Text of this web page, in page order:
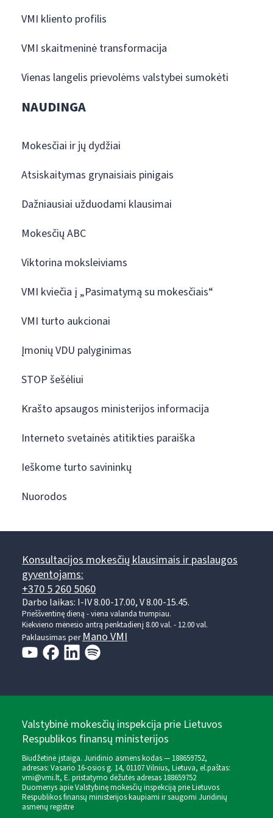
VMI kliento profilis
VMI skaitmeninė transformacija
Vienas langelis prievolėms valstybei sumokėti
NAUDINGA
Mokesčiai ir jų dydžiai
Atsiskaitymas grynaisiais pinigais
Dažniausiai užduodami klausimai
Mokesčių ABC
Viktorina moksleiviams
VMI kviečia į „Pasimatymą su mokesčiais“
VMI turto aukcionai
Įmonių VDU palyginimas
STOP šešėliui
Krašto apsaugos ministerijos informacija
Interneto svetainės atitikties paraiška
Ieškome turto savininkų
Nuorodos
Konsultacijos mokesčių klausimais ir paslaugos
gyventojams:
+370 5 260 5060
Darbo laikas: I-IV 8.00-17.00, V 8.00-15.45.
Prieššventinę dieną - viena valanda trumpiau.
Kiekvieno mėnesio antrą penktadienį 8.00 val. - 12.00 val.
Paklausimas perMano VMI
Valstybinė mokesčių inspekcija prie Lietuvos
Respublikos finansų ministerijos
Biudžetinė įstaiga. Juridinio asmens kodas — 188659752,
adresas: Vasario 16-osios g. 14, 01107 Vilnius, Lietuva, el.paštas:
vmi@vmi.lt, E. pristatymo dėžutės adresas 188659752
Duomenys apie Valstybinę mokesčių inspekciją prie Lietuvos
Respublikos finansų ministerijos kaupiami ir saugomi Juridinių
asmenų registre